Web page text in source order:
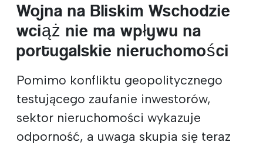
Wojna na Bliskim Wschodzie
wciąż nie ma wpływu na
portugalskie nieruchomości
Pomimo konfliktu geopolitycznego
testującego zaufanie inwestorów,
sektor nieruchomości wykazuje
odporność, a uwaga skupia się teraz